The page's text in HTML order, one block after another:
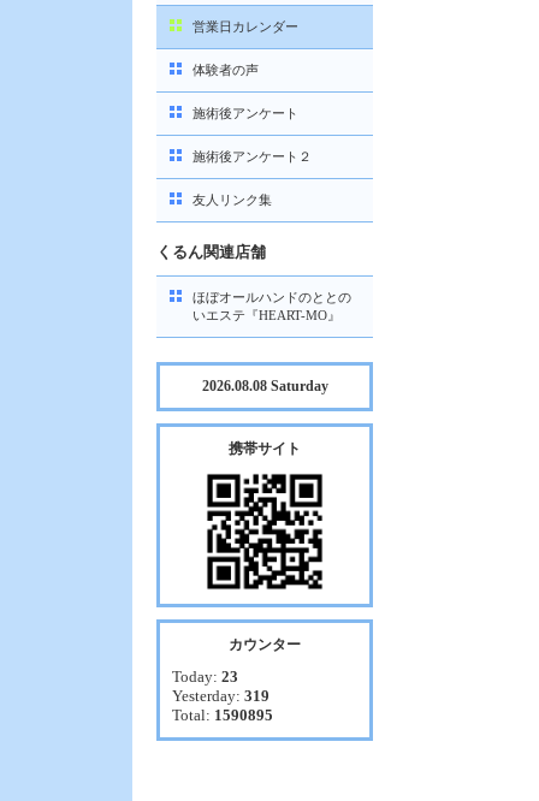
営業日カレンダー
体験者の声
施術後アンケート
施術後アンケート２
友人リンク集
くるん関連店舗
ほぼオールハンドのととの
いエステ『HEART-MO』
2026.08.08 Saturday
携帯サイト
カウンター
Today: 23
Yesterday: 319
Total: 1590895